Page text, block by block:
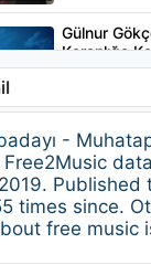
04:06
Gülnur
Karanlığa
1.4K - 7
05:51
Ayşen
1.6K - 7
-
Published
times since.
free music